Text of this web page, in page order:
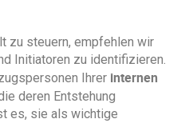
zu steuern, empfehlen wir
Initiatoren zu identifizieren.
Ihrer internen
deren Entstehung
es, sie als wichtige